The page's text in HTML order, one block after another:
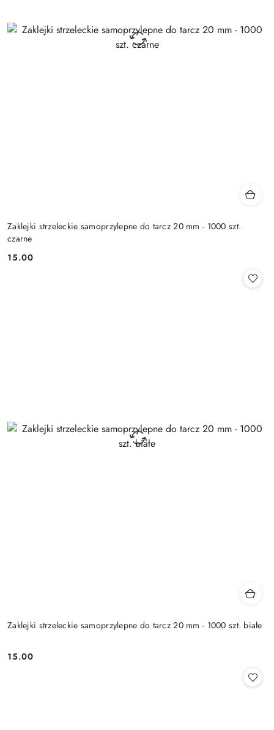
Zaklejki strzeleckie samoprzylepne do tarcz 20 mm - 1000 szt.
czarne
Cena:
15.00
Zaklejki strzeleckie samoprzylepne do tarcz 20 mm - 1000 szt. białe
Cena:
15.00